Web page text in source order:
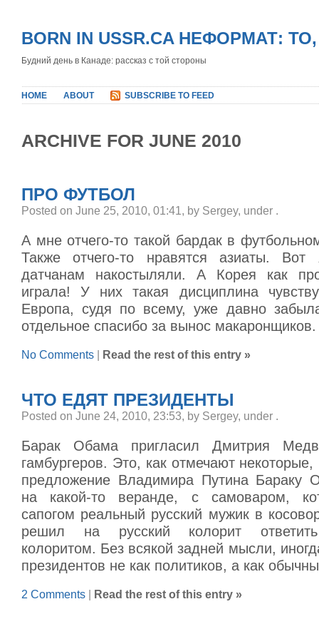
BORN IN USSR.CA НЕФОРМАТ:
Будний день в Канаде: рассказ с той стороны
HOME ABOUT SUBSCRIBE TO FEED
ARCHIVE FOR JUNE 2010
ПРО ФУТБОЛ
Posted on June 25, 2010, 01:41, by Sergey, under .
А мне отчего-то такой бардак в
Также отчего-то нравятся азиаты. Вот
датчанам накостыляли. А Корея как
играла! У них такая дисциплина
Европа, судя по всему, уже давно
отдельное спасибо за вынос макаронщиков.
No Comments Read the rest of this entry »
ЧТО ЕДЯТ ПРЕЗИДЕНТЫ
Posted on June 24, 2010, 23:53, by Sergey, under .
Барак Обама пригласил Дмитрия
гамбургеров. Это, как отмечают
предложение Владимира Путина Бараку
на какой-то веранде, с самоваром,
сапогом реальный русский мужик в
решил на русский колорит
колоритом. Без всякой задней мысли,
президентов не как политиков, а как
2 Comments Read the rest of this entry »